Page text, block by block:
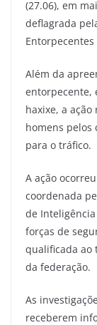
(27.06), em
deflagrada
Entorpecentes
Além da
entorpecente,
haxixe, a
homens pelos
para o tráfico.
A ação
coordenada
de Inteligência
forças de
qualificada ao
da federação.
As
receberem